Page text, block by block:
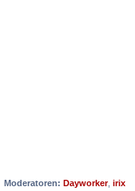
Moderatoren: Dayworker, irix